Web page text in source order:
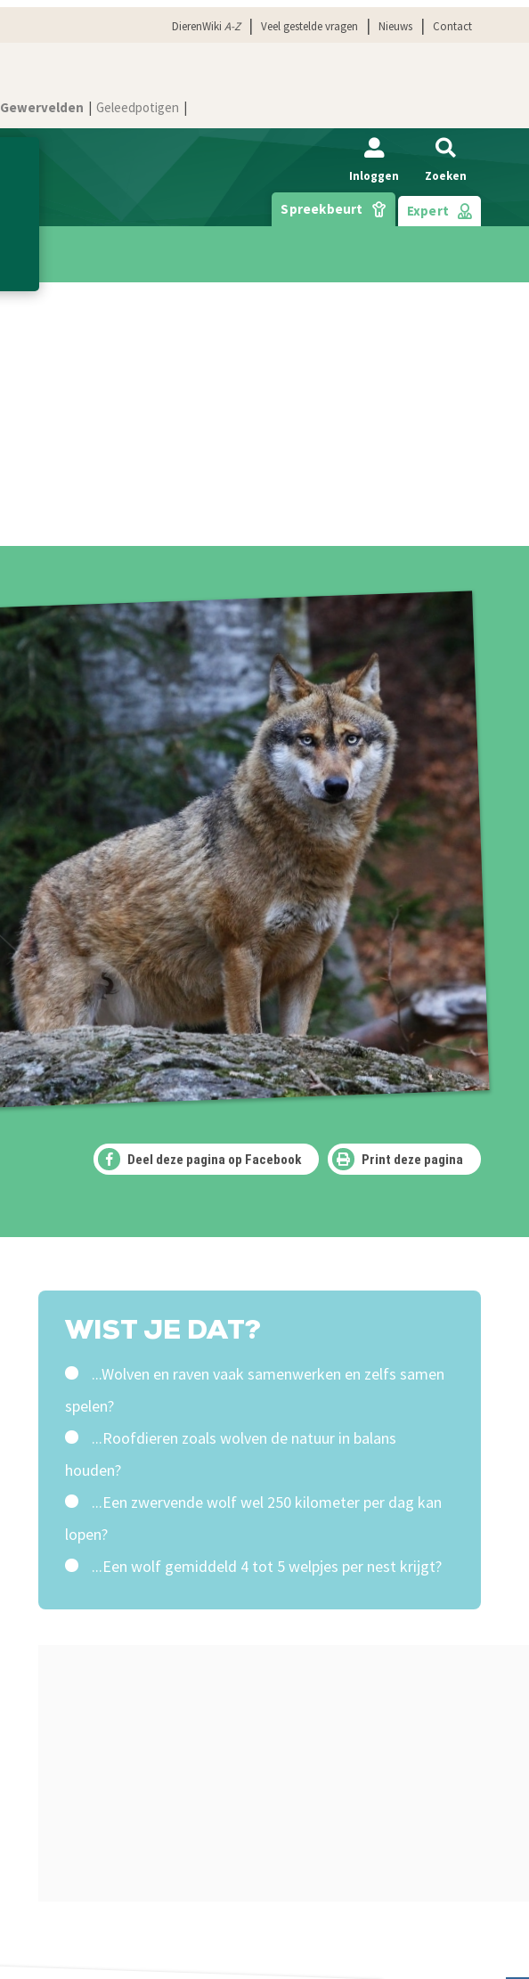
DierenWikiA-Z Veel gestelde vragen Nieuws Contact
Gewervelden Geleedpotigen
Inloggen Zoeken
Spreekbeurt Expert
Deel deze pagina op Facebook Print deze pagina
WIST JE DAT?
...Wolven en raven vaak samenwerken en zelfs samen
spelen?
...Roofdieren zoals wolven de natuur in balans
houden?
...Een zwervende wolf wel 250 kilometer per dag kan
lopen?
...Een wolf gemiddeld 4 tot 5 welpjes per nest krijgt?